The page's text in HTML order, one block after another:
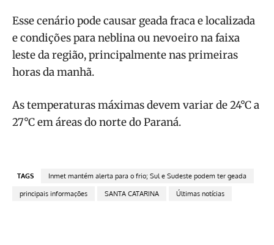
Esse cenário pode causar geada fraca e localizada
e condições para neblina ou nevoeiro na faixa
leste da região, principalmente nas primeiras
horas da manhã.
As temperaturas máximas devem variar de 24°C a
27°C em áreas do norte do Paraná.
TAGS Inmet mantém alerta para o frio; Sul e Sudeste podem ter geada
principais informações SANTA CATARINA Últimas notícias